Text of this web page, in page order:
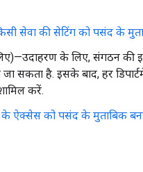
सेवा की सेटिंग को पसंद के
के लिए, संगठन की
सकता है. इसके बाद, हर
करें.
ऐक्सेस को पसंद के मुताबिक